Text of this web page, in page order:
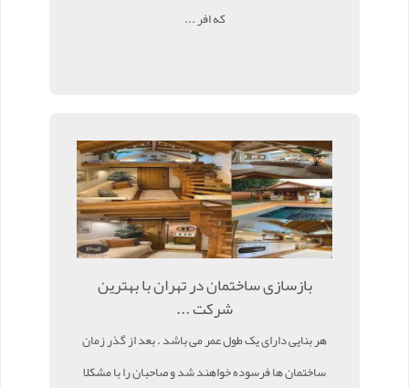
که افر ...
بازسازی ساختمان در تهران با بهترین
شرکت ...
هر بنایی دارای یک طول عمر می باشد . بعد از گذر زمان
ساختمان ها فرسوده خواهند شد و صاحبان را با مشکلا